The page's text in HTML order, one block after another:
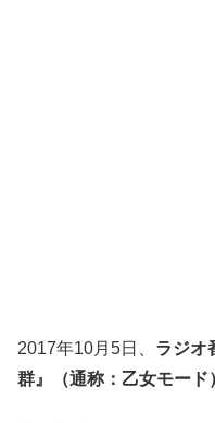
2017年10月5日、 ラジオ
群』（通称：乙女モード